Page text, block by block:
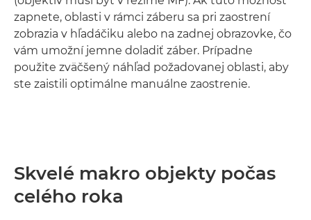
zapnete, oblasti v rámci záberu sa pri zaostrení
zobrazia v hľadáčiku alebo na zadnej obrazovke, čo
vám umožní jemne doladiť záber. Prípadne
použite zväčšený náhľad požadovanej oblasti, aby
ste zaistili optimálne manuálne zaostrenie.
Skvelé makro objekty počas
celého roka